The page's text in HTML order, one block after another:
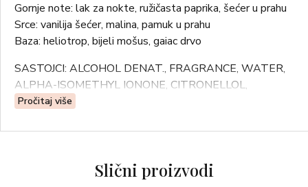
Gornje note: lak za nokte, ružičasta paprika, šećer u prahu
Srce: vanilija šećer, malina, pamuk u prahu
Baza: heliotrop, bijeli mošus, gaiac drvo
SASTOJCI: ALCOHOL DENAT., FRAGRANCE, WATER,
ALPHA-ISOMETHYL IONONE, CITRONELLOL,
COUMARIN, LIMONENE, HYDROXYCITRONELLAL,
Pročitaj više
Slični proizvodi